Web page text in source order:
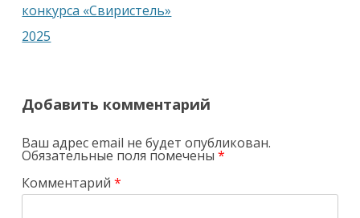
конкурса «Свиристель»
2025
Добавить комментарий
Ваш адрес email не будет опубликован.
Обязательные поля помечены*
Комментарий*